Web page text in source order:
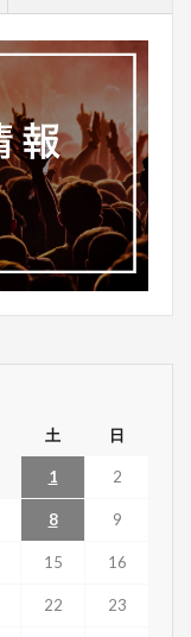
土 日
1 2
8 9
15 16
22 23